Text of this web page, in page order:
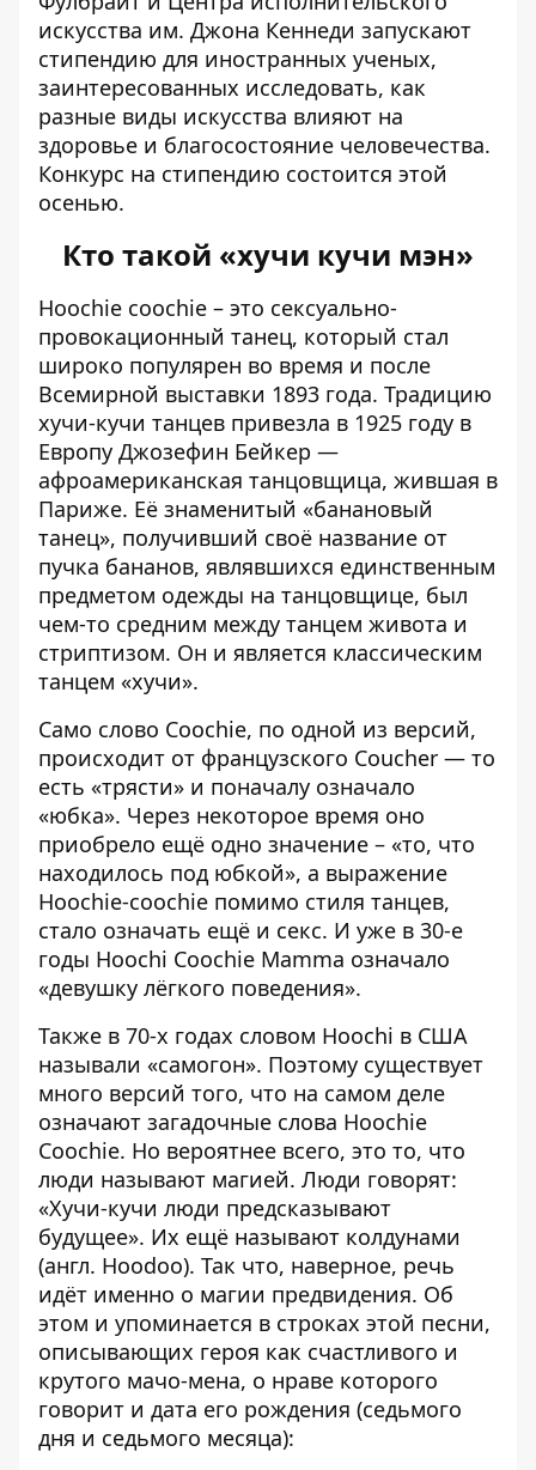
искусства им. Джона Кеннеди запускают
стипендию для иностранных ученых,
заинтересованных исследовать, как
разные виды искусства влияют на
здоровье и благосостояние человечества.
Конкурс на стипендию состоится этой
осенью.
Кто такой «хучи кучи мэн»
Hoochie coochie – это сексуально-
провокационный танец, который стал
широко популярен во время и после
Всемирной выставки 1893 года. Традицию
хучи-кучи танцев привезла в 1925 году в
Европу Джозефин Бейкер —
афроамериканская танцовщица, жившая в
Париже. Её знаменитый «банановый
танец», получивший своё название от
пучка бананов, являвшихся единственным
предметом одежды на танцовщице, был
чем-то средним между танцем живота и
стриптизом. Он и является классическим
танцем «хучи».
Само слово Coochie, по одной из версий,
происходит от французского Сoucher — то
есть «трясти» и поначалу означало
«юбка». Через некоторое время оно
приобрело ещё одно значение – «то, что
находилось под юбкой», а выражение
Hoochie-coochie помимо стиля танцев,
стало означать ещё и секс. И уже в 30-е
годы Hoochi Coochie Mamma означало
«девушку лёгкого поведения».
Также в 70-х годах словом Hoochi в США
называли «самогон». Поэтому существует
много версий того, что на самом деле
означают загадочные слова Hoochie
Coochie. Но вероятнее всего, это то, что
люди называют магией. Люди говорят:
«Хучи-кучи люди предсказывают
будущее». Их ещё называют колдунами
(англ. Hoodoo). Так что, наверное, речь
идёт именно о магии предвидения. Об
этом и упоминается в строках этой песни,
описывающих героя как счастливого и
крутого мачо-мена, о нраве которого
говорит и дата его рождения (седьмого
дня и седьмого месяца):